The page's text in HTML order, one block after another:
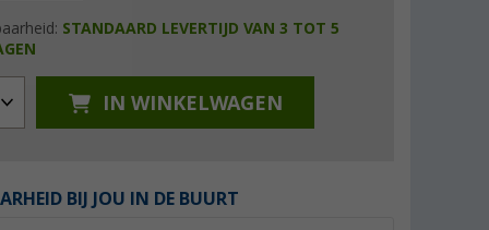
STANDAARD LEVERTIJD VAN 3 TOT 5
IN WINKELWAGEN
BIJ JOU IN DE BUURT